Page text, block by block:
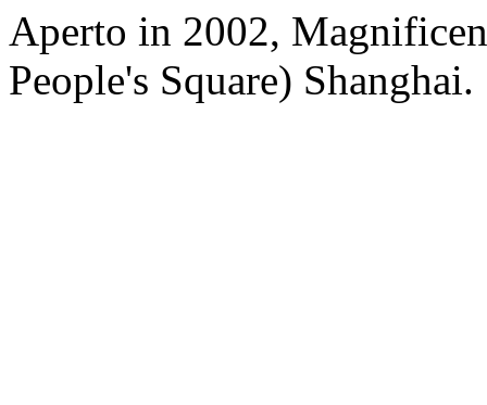
Aperto in 2002,
People's Square) Shanghai.